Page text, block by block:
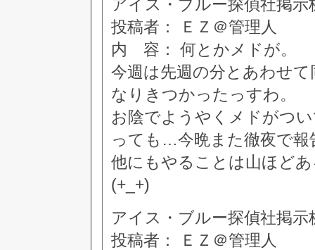
アイス・ブルー探偵社掲
投稿者： ＥＺ＠管理人
内 容： 何とかメドが。
今週は先週の分とあわせ
なりきつかったっすわ。
お陰でようやくメドがつ
っても…今晩また徹夜で
他にもやることは山ほど
(+_+)
アイス・ブルー探偵社掲
投稿者： ＥＺ＠管理人